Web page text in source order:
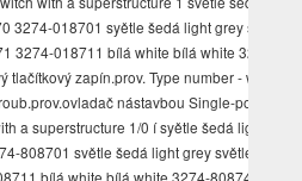
3274-018701 syětle šedá light grey světle
3274-018711 bílá white bílá white 3274-
tlačítkový zapín.prov. Type number - with
nástavbou Single-pole
a superstructure 1/0 í syětle šedá light grey
808701 světle šedá light grey světle šedá